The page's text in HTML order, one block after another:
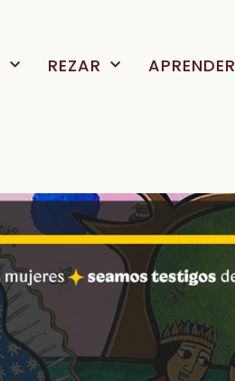
REZAR APRENDER